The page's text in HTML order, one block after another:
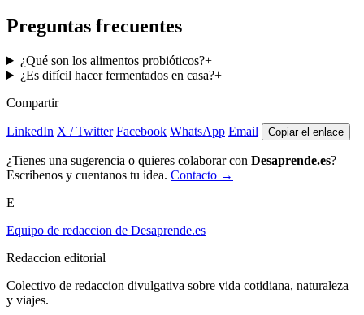
Preguntas frecuentes
¿Qué son los alimentos probióticos?+
¿Es difícil hacer fermentados en casa?+
Compartir
LinkedIn X / Twitter Facebook WhatsApp Email Copiar el enlace
¿Tienes una sugerencia o quieres colaborar con Desaprende.es?
Escribenos y cuentanos tu idea. Contacto →
E
Equipo de redaccion de Desaprende.es
Redaccion editorial
Colectivo de redaccion divulgativa sobre vida cotidiana, naturaleza
y viajes.